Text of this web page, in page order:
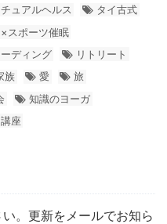
ュアルヘルス
タイ古式
スポーツ催眠
ディング
リトリート
族 愛
旅
知識のヨーガ
講座
。更新をメールでお知ら